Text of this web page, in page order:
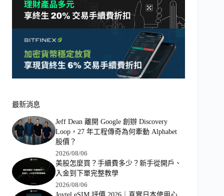
最新消息
Jeff Dean 離開 Google 創辦 Discovery
Loop，27 年工程傳奇為何牽動 Alphabet
股價？
2026/08/06
美股怎麼買？手續費多少？新手從開戶、
入金到下單完整教學
2026/08/06